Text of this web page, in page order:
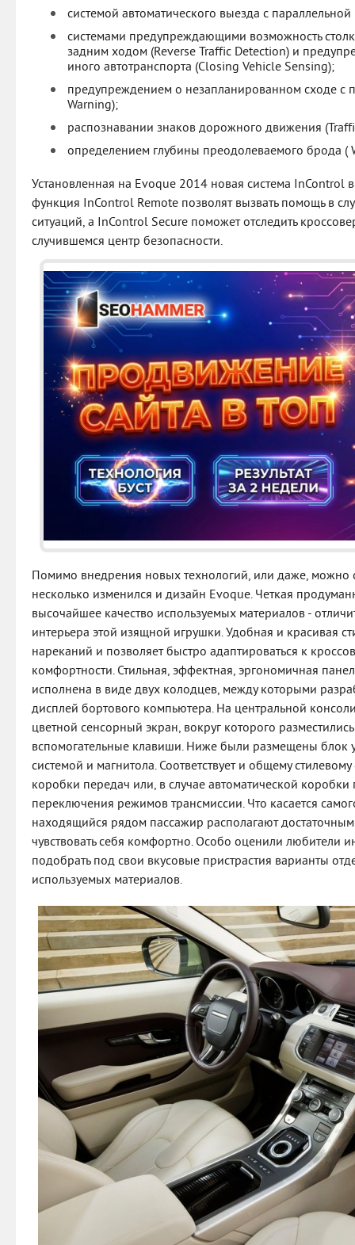
системой автоматического выезда с
системами предупреждающими возможность
задним ходом (Reverse Traffic Detection) и
иного автотранспорта (Closing Vehicle Sensing);
предупреждением о незапланированном сходе с
Warning);
распознавании знаков дорожного движения
определением глубины преодолеваемого брода (
Установленная на Evoque 2014 новая система InControl
функция InControl Remote позволят вызвать помощь в
ситуаций, а InControl Secure поможет отследить
случившемся центр безопасности.
Помимо внедрения новых технологий, или даже, можно
несколько изменился и дизайн Evoque. Четкая
высочайшее качество используемых материалов -
интерьера этой изящной игрушки. Удобная и красивая
нареканий и позволяет быстро адаптироваться к
комфортности. Стильная, эффектная, эргономичная
исполнена в виде двух колодцев, между которыми
дисплей бортового компьютера. На центральной
цветной сенсорный экран, вокруг которого
вспомогательные клавиши. Ниже были размещены блок
системой и магнитола. Соответствует и общему
коробки передач или, в случае автоматической
переключения режимов трансмиссии. Что касается
находящийся рядом пассажир располагают
чувствовать себя комфортно. Особо оценили любители
подобрать под свои вкусовые пристрастия варианты
используемых материалов.